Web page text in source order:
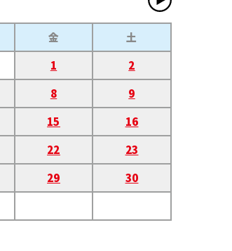
金
土
1
2
8
9
15
16
22
23
29
30